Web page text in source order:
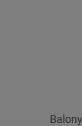
Balony